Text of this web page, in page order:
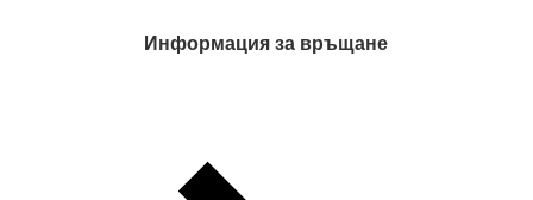
Информация за връщане